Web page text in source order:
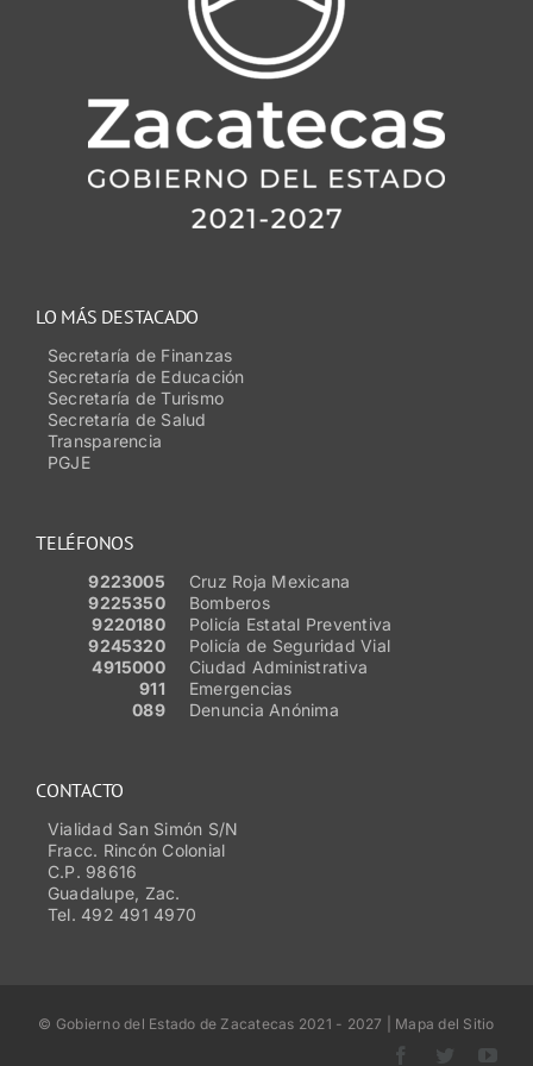
TELÉFONOS
9223005
Cruz Roja Mexicana
9225350
Bomberos
9220180
Policía Estatal Preventiva
9245320
Policía de Seguridad Vial
4915000
Ciudad Administrativa
911
Emergencias
089
Denuncia Anónima
LO MÁS DESTACADO
Secretaría de Finanzas
Secretaría de Educación
Secretaría de Turismo
Secretaría de Salud
Transparencia
PGJE
CONTACTO
Vialidad San Simón S/N
Fracc. Rincón Colonial
C.P. 98616
Guadalupe, Zac.
Tel. 492 491 4970
© Gobierno del Estado de Zacatecas 2021 - 2027 | Mapa del Sitio